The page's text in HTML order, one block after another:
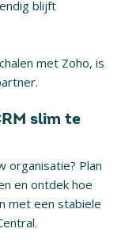
blijft
met Zoho, is
slim te
organisatie? Plan
en ontdek hoe
met een stabiele